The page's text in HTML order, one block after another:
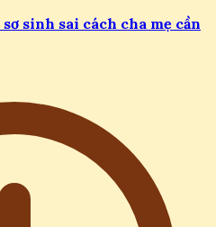
sinh sai cách cha mẹ cần